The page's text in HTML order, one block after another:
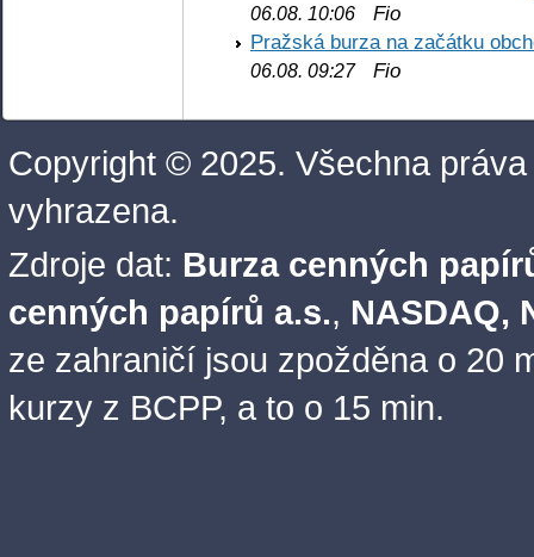
06.08. 10:06 Fio
Pražská burza na začátku
06.08. 09:27Fio
Copyright © 2025. Všechna práva
vyhrazena.
Zdroje dat: Burza cenných
cenných papírů a.s., NASDAQ,
ze zahraničí jsou zpožděna o 20
kurzy z BCPP, a to o 15 min.